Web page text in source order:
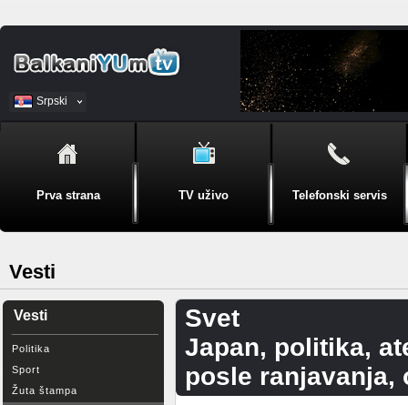
Srpski
BiH
Prva strana TV uživo Telefonski servis
Vesti
Vesti
Politika
Sport
Žuta štampa
Svet
Japan, politika,
posle ranjavanja,